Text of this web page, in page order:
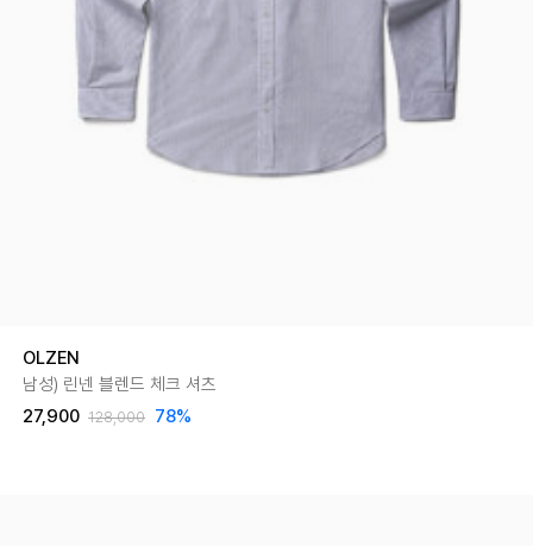
OLZEN
남성) 린넨 블렌드 체크 셔츠
27,900 128,000 78%